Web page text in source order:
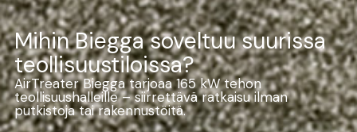
Mihin Biegga soveltuu suurissa
teollisuustiloissa?
AirTreater Biegga tarjoaa 165 kW tehon
teollisuushalleille – siirrettävä ratkaisu ilman
putkistoja tai rakennustöitä.